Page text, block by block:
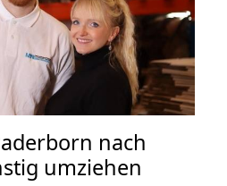
nach
umziehen